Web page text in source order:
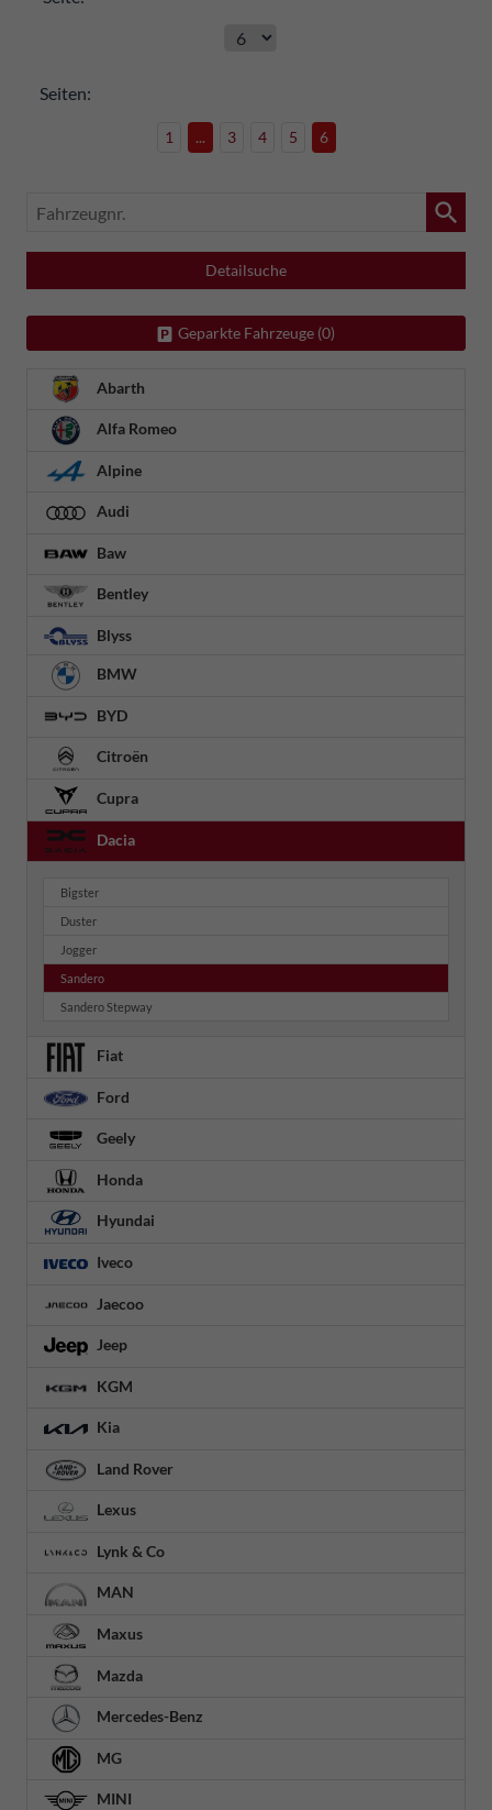
Seiten:
1 ... 3 4 5 6
Fahrzeugnr.
Detailsuche
Geparkte Fahrzeuge (0)
Abarth
Alfa Romeo
Alpine
Audi
Baw
Bentley
Blyss
BMW
BYD
Citroën
Cupra
Dacia
Bigster
Duster
Jogger
Sandero
Sandero Stepway
Fiat
Ford
Geely
Honda
Hyundai
Iveco
Jaecoo
Jeep
KGM
Kia
Land Rover
Lexus
Lynk & Co
MAN
Maxus
Mazda
Mercedes-Benz
MG
MINI